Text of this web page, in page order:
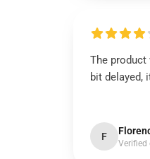
The product
bit delayed,
F
Verified